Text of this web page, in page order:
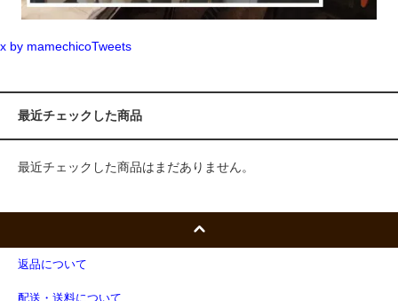
x by mamechicoTweets
最近チェックした商品
最近チェックした商品はまだありません。
返品について